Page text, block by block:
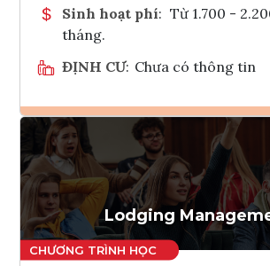
Sinh hoạt phí: Từ 1.700 -
tháng.
ĐỊNH CƯ: Chưa có thông tin
Ghi danh
Tham vấn
Lodging